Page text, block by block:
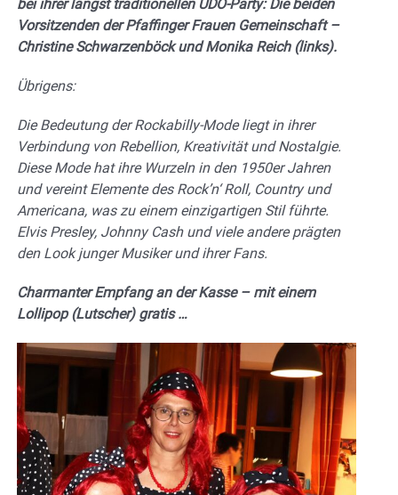
bei ihrer längst traditionellen UDO-Party: Die beiden
Vorsitzenden der Pfaffinger Frauen Gemeinschaft –
Christine Schwarzenböck und Monika Reich (links).
Übrigens:
Die Bedeutung der Rockabilly-Mode liegt in ihrer
Verbindung von Rebellion, Kreativität und Nostalgie.
Diese Mode hat ihre Wurzeln in den 1950er Jahren
und vereint Elemente des Rock’n‘ Roll, Country und
Americana, was zu einem einzigartigen Stil führte.
Elvis Presley, Johnny Cash und viele andere prägten
den Look junger Musiker und ihrer Fans.
Charmanter Empfang an der Kasse – mit einem
Lollipop (Lutscher) gratis …